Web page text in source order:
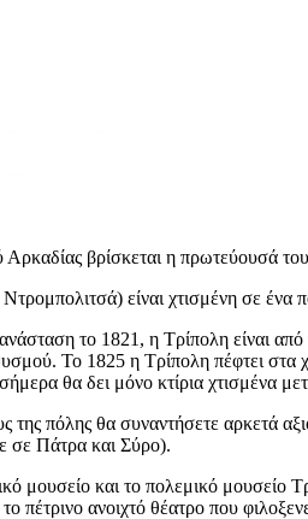
βρίσκεται η πρωτεύουσά
είναι χτισμένη σε
το 1821, η Τρίπολη είναι
Το 1825 η Τρίπολη πέφτει στα
θα δει μόνο κτίρια χτισμένα
της πόλης θα συναντήσετε αρκετά
σε Πάτρα και Σύρο).
μουσείο και το πολεμικό
πέτρινο ανοιχτό θέατρο που